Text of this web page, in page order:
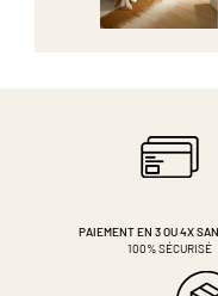
PAIEMENT EN 3 OU 4X
100% SÉCURISÉ